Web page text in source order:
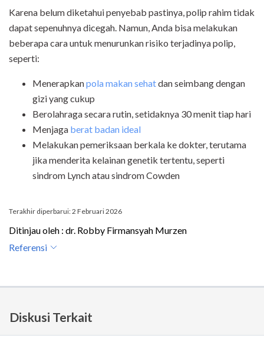
Karena belum diketahui penyebab pastinya, polip rahim tidak
dapat sepenuhnya dicegah. Namun, Anda bisa melakukan
beberapa cara untuk menurunkan risiko terjadinya polip,
seperti:
Menerapkanpola makan sehatdan seimbang dengan
gizi yang cukup
Berolahraga secara rutin, setidaknya 30 menit tiap hari
Menjaga berat badan ideal
Melakukan pemeriksaan berkala ke dokter, terutama
jika menderita kelainan genetik tertentu, seperti
sindrom Lynch atau sindrom Cowden
Terakhir diperbarui: 2 Februari 2026